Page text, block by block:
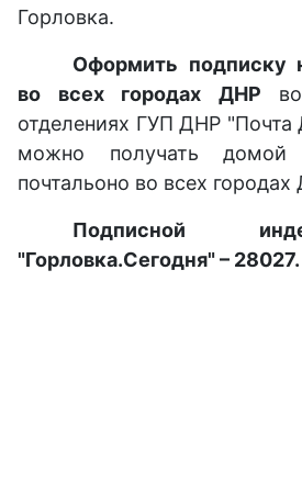
Горловка.
Оформить подписку
во всех городах ДНР
отделениях ГУП ДНР "Почта
можно получать
почтальоно во всех городах
Подписной
"Горловка.Сегодня" – 28027.